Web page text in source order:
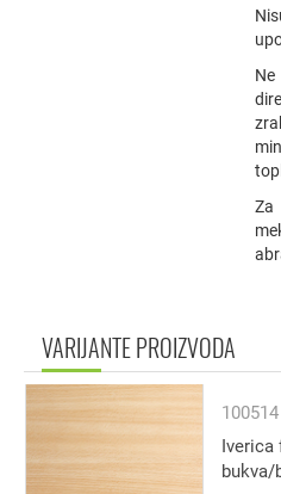
VARIJANTE PROIZVODA
100514
Iverica
bukva/